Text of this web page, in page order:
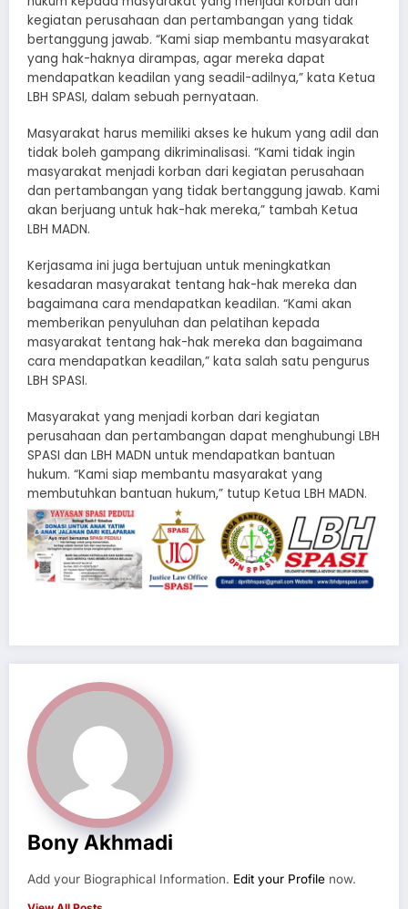
kegiatan perusahaan dan pertambangan yang tidak
bertanggung jawab. “Kami siap membantu masyarakat
yang hak-haknya dirampas, agar mereka dapat
mendapatkan keadilan yang seadil-adilnya,” kata Ketua
LBH SPASI, dalam sebuah pernyataan.
Masyarakat harus memiliki akses ke hukum yang adil dan
tidak boleh gampang dikriminalisasi. “Kami tidak ingin
masyarakat menjadi korban dari kegiatan perusahaan
dan pertambangan yang tidak bertanggung jawab. Kami
akan berjuang untuk hak-hak mereka,” tambah Ketua
LBH MADN.
Kerjasama ini juga bertujuan untuk meningkatkan
kesadaran masyarakat tentang hak-hak mereka dan
bagaimana cara mendapatkan keadilan. “Kami akan
memberikan penyuluhan dan pelatihan kepada
masyarakat tentang hak-hak mereka dan bagaimana
cara mendapatkan keadilan,” kata salah satu pengurus
LBH SPASI.
Masyarakat yang menjadi korban dari kegiatan
perusahaan dan pertambangan dapat menghubungi LBH
SPASI dan LBH MADN untuk mendapatkan bantuan
hukum. “Kami siap membantu masyarakat yang
membutuhkan bantuan hukum,” tutup Ketua LBH MADN.
Bony Akhmadi
Add your Biographical Information. Edit your Profile now.